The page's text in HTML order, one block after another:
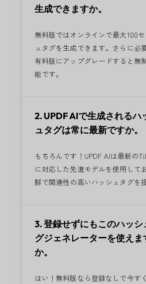
生成できますか。
無料版ではオンラインで最大100
ュタグを生成できます。さらに必
有料版にアップグレードすると無
能です。
2. UPDF AIで生成されるハ
ュタグは常に最新ですか。
もちろんです！UPDF AIは最新の
に対応した先進モデルを使用して
鮮で関連性の高いハッシュタグを
3. 登録せずにもこのハッシ
グジェネレーターを使えま
か。
はい！無料版なら登録なしで今す